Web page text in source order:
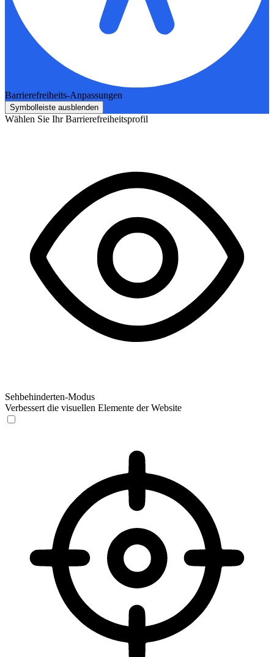
Barrierefreiheits-Anpassungen
Symbolleiste ausblenden
Wählen Sie Ihr Barrierefreiheitsprofil
Sehbehinderten-Modus
Verbessert die visuellen Elemente der Website